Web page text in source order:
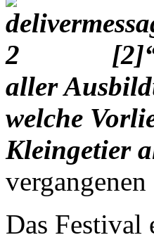
aller
welche
Kleingetier
Das Festival